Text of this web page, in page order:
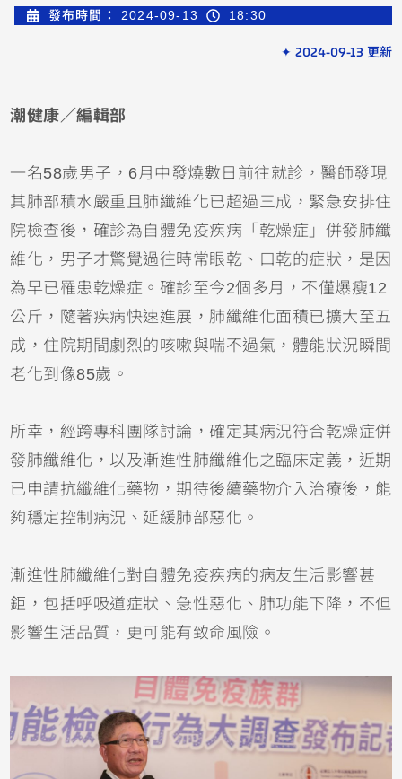
發布時間： 2024-09-13 18:30
✦ 2024-09-13 更新
潮健康／編輯部
一名58歲男子，6月中發燒數日前往就診，醫師發現
其肺部積水嚴重且肺纖維化已超過三成，緊急安排住
院檢查後，確診為自體免疫疾病「乾燥症」併發肺纖
維化，男子才驚覺過往時常眼乾、口乾的症狀，是因
為早已罹患乾燥症。確診至今2個多月，不僅爆瘦12
公斤，隨著疾病快速進展，肺纖維化面積已擴大至五
成，住院期間劇烈的咳嗽與喘不過氣，體能狀況瞬間
老化到像85歲。
所幸，經跨專科團隊討論，確定其病況符合乾燥症併
發肺纖維化，以及漸進性肺纖維化之臨床定義，近期
已申請抗纖維化藥物，期待後續藥物介入治療後，能
夠穩定控制病況、延緩肺部惡化。
漸進性肺纖維化對自體免疫疾病的病友生活影響甚
鉅，包括呼吸道症狀、急性惡化、肺功能下降，不但
影響生活品質，更可能有致命風險。